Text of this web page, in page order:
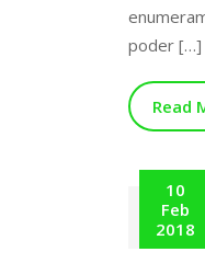
poder […]
Read
10
Feb
2018